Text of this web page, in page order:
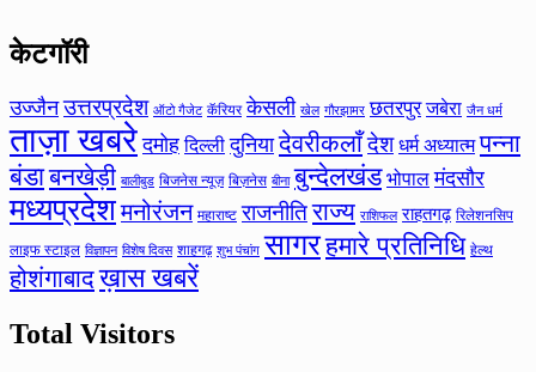
केटगॉरी
उज्जैन उत्तरप्रदेश ऑटो गैजेट कॅरियर केसली खेल गौरझामर छतरपुर जबेरा जैन धर्म
ताज़ा खबरे दमोह दिल्ली दुनिया देवरीकलाँदेश धर्म अध्यात्म पन्ना
बंडाबनखेड़ी बालीबुड बिजनेस न्यूज़ बिज़नेस बीना बुन्देलखंड भोपाल मंदसौर
मध्यप्रदेशमनोरंजन महाराष्ट राजनीतिराज्य राशिफल राहतगढ़ रिलेशनसिप
लाइफ स्टाइल विज्ञापन विशेष दिवस शाहगढ़ शुभ पंचांग सागरहमारे प्रतिनिधि हेल्थ
होशंगाबादख़ास खबरें
Total Visitors